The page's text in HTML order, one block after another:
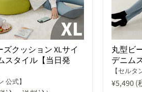
ズクッション XLサイ
スタイル【当日発
公式】
丸型ビ
デニム
【セルタ
¥5,490(